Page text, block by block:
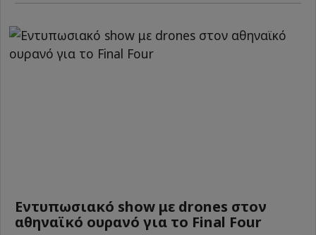
Εντυπωσιακό show με drones στον
αθηναϊκό ουρανό για το Final Four